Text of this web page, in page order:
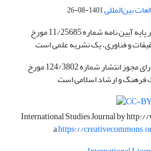
بین‌المللی1401-08-26
فصلنامه مطالعات بین‌المللی بر پایه آیین نامه شماره 11/25685 مورخ
فصلنامه مطالعات بین‌المللی دارای مجوز انتشار شماره 124/3802 مورخ
International Studies Journal by
ahttps://